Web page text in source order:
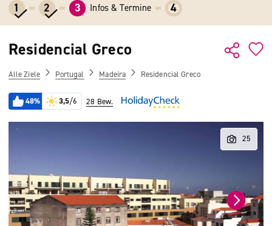
1 2 3 Infos & Termine 4
Residencial Greco
Alle Ziele Portugal Madeira Residencial Greco
48% 3,5/6 28 Bew.